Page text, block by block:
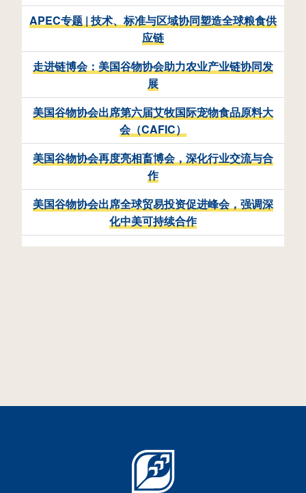
APEC专题 | 技术、标准与区域协同塑造全球粮食供
应链
走进链博会：美国谷物协会助力农业产业链协同发
展
美国谷物协会出席第六届艾牧国际宠物食品原料大
会（CAFIC）
美国谷物协会再度亮相畜博会，深化行业交流与合
作
美国谷物协会出席全球贸易投资促进峰会，强调深
化中美可持续合作
华深化务实交流与合作
2026年7月13日